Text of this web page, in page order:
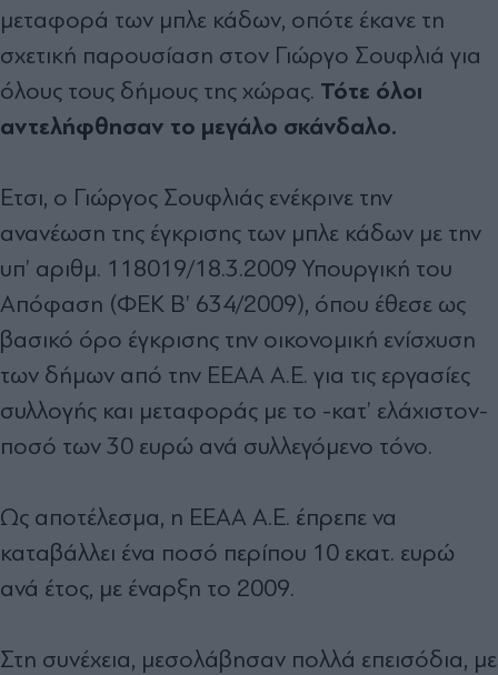
µεταφορά των µπλε κάδων, οπότε έκανε τη
σχετική παρουσίαση στον Γιώργο Σουφλιά για
όλους τους δήµους της χώρας. Τότε όλοι
αντελήφθησαν το µεγάλο σκάνδαλο.
Ετσι, ο Γιώργος Σουφλιάς ενέκρινε την
ανανέωση της έγκρισης των µπλε κάδων µε την
υπ’ αριθµ. 118019/18.3.2009 Υπουργική του
Απόφαση (ΦΕΚ Β’ 634/2009), όπου έθεσε ως
βασικό όρο έγκρισης την οικονοµική ενίσχυση
των δήµων από την ΕΕΑΑ Α.Ε. για τις εργασίες
συλλογής και µεταφοράς µε το -κατ’ ελάχιστον-
ποσό των 30 ευρώ ανά συλλεγόµενο τόνο.
Ως αποτέλεσµα, η ΕΕΑΑ Α.Ε. έπρεπε να
καταβάλλει ένα ποσό περίπου 10 εκατ. ευρώ
ανά έτος, µε έναρξη το 2009.
Στη συνέχεια, µεσολάβησαν πολλά επεισόδια, µε